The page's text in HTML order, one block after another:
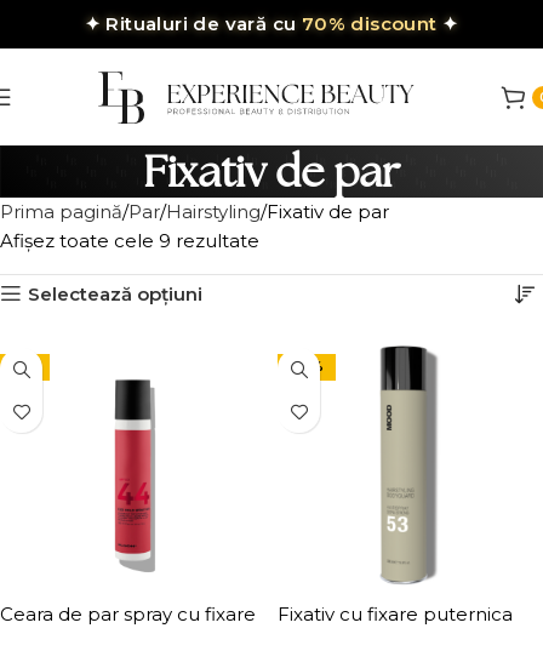
✦ Ritualuri de vară cu 70% discount ✦
Fixativ de par
Prima pagină Par Hairstyling Fixativ de par
Afișez toate cele 9 rezultate
Selectează opțiuni
-9%
Ceara de par spray cu fixare
-24%
Fixativ cu fixare puternica